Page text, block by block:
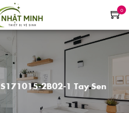
0
S171015-2B02-1 Tay Sen